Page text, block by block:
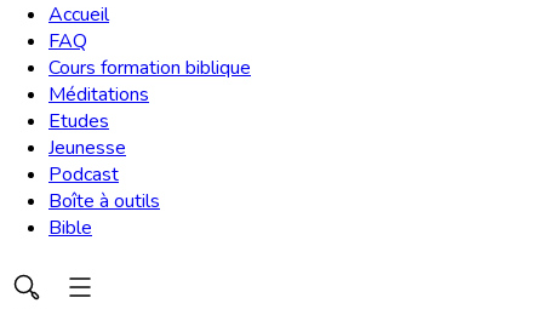
Accueil
FAQ
Cours formation biblique
Méditations
Etudes
Jeunesse
Podcast
Boîte à outils
Bible